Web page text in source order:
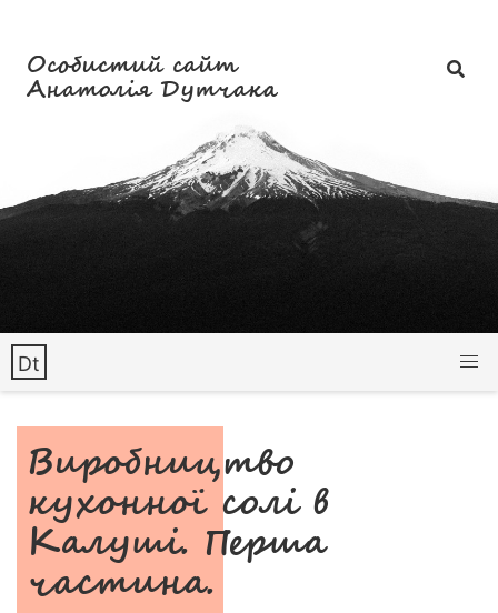
Особистий сайт
Анатолія Дутчака
Dt
Виробництво
кухонної солі в
Калуші. Перша
частина.